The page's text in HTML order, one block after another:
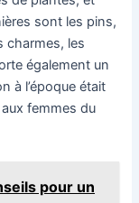
sont les pins,
charmes, les
également un
à l’époque était
femmes du
pour un